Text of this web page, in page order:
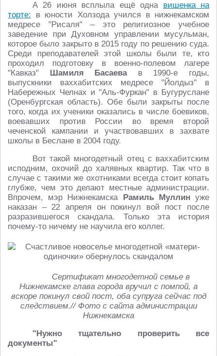
А 26 июня всплыла ещё одна вишенка на
торте: в юности Холзода учился в нижнекамском
медресе "Рисаля" – это религиозное учебное
заведение при Духовном управлении мусульман,
которое было закрыто в 2015 году по решению суда.
Среди преподавателей этой школы были те, кто
проходил подготовку в военно-полевом лагере
"Кавказ" Шамиля Басаева в 1990-е годы,
выпускники ваххабитских медресе "Йолдыз" в
Набережных Челнах и "Аль-Фуркан" в Бугуруслане
(Оренбургская область). Обе были закрыты после
того, когда их ученики оказались в числе боевиков,
воевавших против России во время второй
чеченской кампании и участвовавших в захвате
школы в Беслане в 2004 году.
Вот такой многодетный отец с ваххабитским
исподним, охочий до халявных квартир. Так что в
случае с такими же охотниками всегда стоит копать
глубже, чем это делают местные администрации.
Впрочем, мэр НижнекамскаРамиль Муллин уже
наказан – 22 апреля он покинул вой пост после
разразившегося скандала. Только эта история
почему-то ничему не научила его коллег.
Сертификат многодетной семье в
Нижнекамске глава города вручил с помпой, а
вскоре покинул свой пост, оба супруга сейчас под
следствием.// Фото с сайта администрации
Нижнекамска
"Нужно тщательно проверить все
документы"